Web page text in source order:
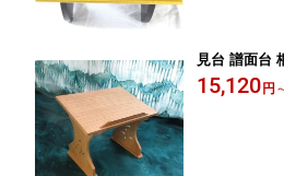
見台 譜面台
15,120 円